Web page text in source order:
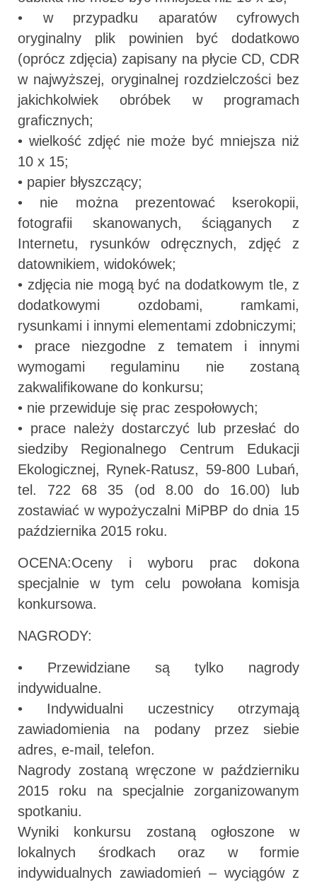
• w przypadku aparatów cyfrowych
oryginalny plik powinien być dodatkowo
(oprócz zdjęcia) zapisany na płycie CD, CDR
w najwyższej, oryginalnej rozdzielczości bez
jakichkolwiek obróbek w programach
graficznych;
• wielkość zdjęć nie może być mniejsza niż
10 x 15;
• papier błyszczący;
• nie można prezentować kserokopii,
fotografii skanowanych, ściąganych z
Internetu, rysunków odręcznych, zdjęć z
datownikiem, widokówek;
• zdjęcia nie mogą być na dodatkowym tle, z
dodatkowymi ozdobami, ramkami,
rysunkami i innymi elementami zdobniczymi;
• prace niezgodne z tematem i innymi
wymogami regulaminu nie zostaną
zakwalifikowane do konkursu;
• nie przewiduje się prac zespołowych;
• prace należy dostarczyć lub przesłać do
siedziby Regionalnego Centrum Edukacji
Ekologicznej, Rynek-Ratusz, 59-800 Lubań,
tel. 722 68 35 (od 8.00 do 16.00) lub
zostawiać w wypożyczalni MiPBP do dnia 15
października 2015 roku.
OCENA:Oceny i wyboru prac dokona
specjalnie w tym celu powołana komisja
konkursowa.
NAGRODY:
• Przewidziane są tylko nagrody
indywidualne.
• Indywidualni uczestnicy otrzymają
zawiadomienia na podany przez siebie
adres, e-mail, telefon.
Nagrody zostaną wręczone w październiku
2015 roku na specjalnie zorganizowanym
spotkaniu.
Wyniki konkursu zostaną ogłoszone w
lokalnych środkach oraz w formie
indywidualnych zawiadomień – wyciągów z